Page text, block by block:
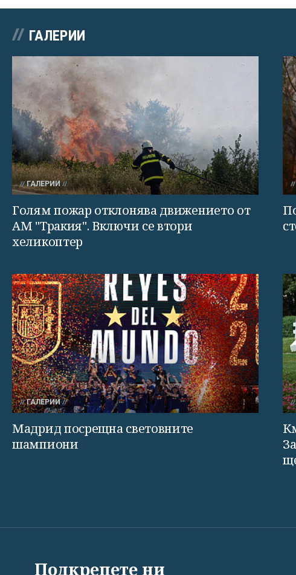
ГАЛЕРИИ
ГАЛЕРИИ
Голям пожар отклонява движението от
АМ "Тракия". Включи се втори
хеликоптер
ГАЛЕРИИ
Мадрид посрещна световните
шампиони
Подкрепете ни